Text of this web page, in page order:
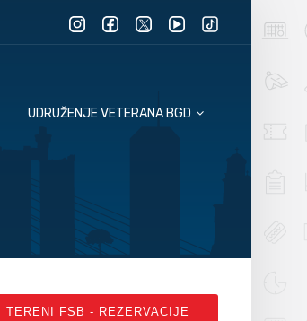
UDRUŽENJE VETERANA BGD
TERENI FSB - REZERVACIJE